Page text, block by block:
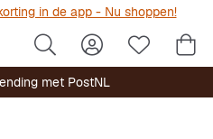
in de app - Nu shoppen!
met PostNL